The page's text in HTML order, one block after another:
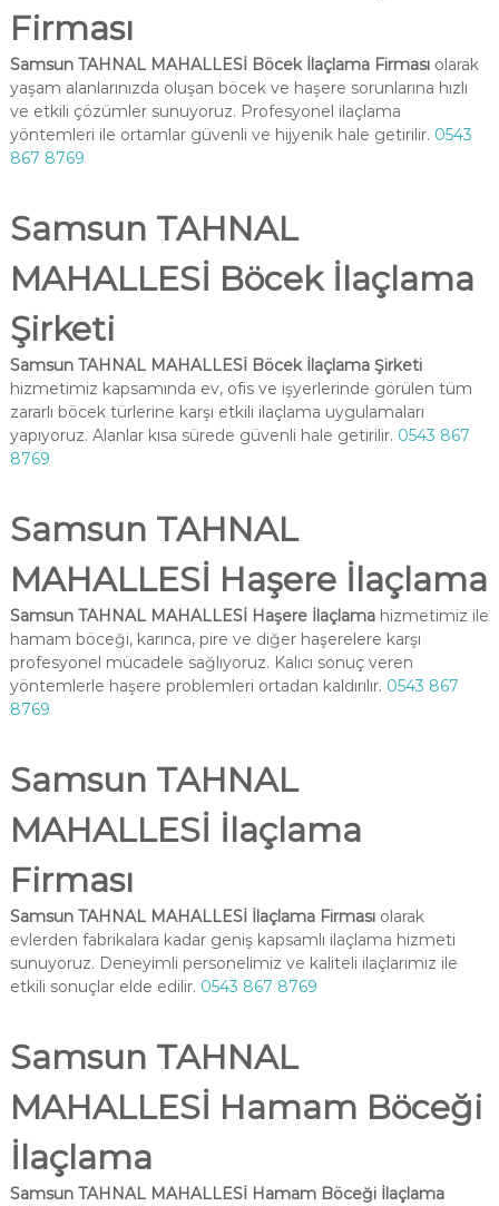
Firması
Samsun TAHNAL MAHALLESİ Böcek İlaçlama Firmasıolarak
yaşam alanlarınızda oluşan böcek ve haşere sorunlarına hızlı
ve etkili çözümler sunuyoruz. Profesyonel ilaçlama
yöntemleri ile ortamlar güvenli ve hijyenik hale getirilir. 0543
867 8769
Samsun TAHNAL
MAHALLESİ Böcek İlaçlama
Şirketi
Samsun TAHNAL MAHALLESİ Böcek İlaçlama Şirketi
hizmetimiz kapsamında ev, ofis ve işyerlerinde görülen tüm
zararlı böcek türlerine karşı etkili ilaçlama uygulamaları
yapıyoruz. Alanlar kısa sürede güvenli hale getirilir. 0543 867
8769
Samsun TAHNAL
MAHALLESİ Haşere İlaçlama
Samsun TAHNAL MAHALLESİ Haşere İlaçlamahizmetimiz ile
hamam böceği, karınca, pire ve diğer haşerelere karşı
profesyonel mücadele sağlıyoruz. Kalıcı sonuç veren
yöntemlerle haşere problemleri ortadan kaldırılır. 0543 867
8769
Samsun TAHNAL
MAHALLESİ İlaçlama
Firması
Samsun TAHNAL MAHALLESİ İlaçlama Firmasıolarak
evlerden fabrikalara kadar geniş kapsamlı ilaçlama hizmeti
sunuyoruz. Deneyimli personelimiz ve kaliteli ilaçlarımız ile
etkili sonuçlar elde edilir. 0543 867 8769
Samsun TAHNAL
MAHALLESİ Hamam Böceği
İlaçlama
Samsun TAHNAL MAHALLESİ Hamam Böceği İlaçlama